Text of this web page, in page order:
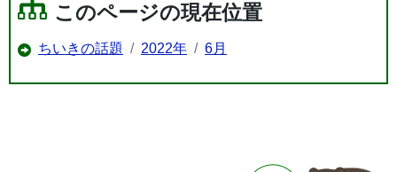
このページの現在位置
ちいきの話題 2022年 6月